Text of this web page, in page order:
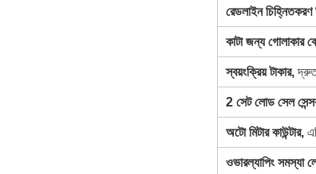
রেডলাইন চিহ্নিতকরণ
কাটা জন্য গোলাকার
স্বয়ংক্রিয় টাকার,দ্রুত
2 সেট লোড সেল
অটো মিটার কাউন্টার,
ওভারল্যাপিং সমস্যা